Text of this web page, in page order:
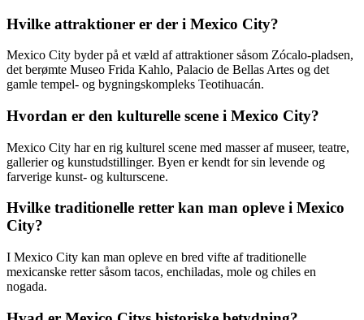
Hvilke attraktioner er der i Mexico City?
Mexico City byder på et væld af attraktioner såsom Zócalo-pladsen,
det berømte Museo Frida Kahlo, Palacio de Bellas Artes og det
gamle tempel- og bygningskompleks Teotihuacán.
Hvordan er den kulturelle scene i Mexico City?
Mexico City har en rig kulturel scene med masser af museer, teatre,
gallerier og kunstudstillinger. Byen er kendt for sin levende og
farverige kunst- og kulturscene.
Hvilke traditionelle retter kan man opleve i Mexico
City?
I Mexico City kan man opleve en bred vifte af traditionelle
mexicanske retter såsom tacos, enchiladas, mole og chiles en
nogada.